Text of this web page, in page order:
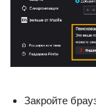
Закройте